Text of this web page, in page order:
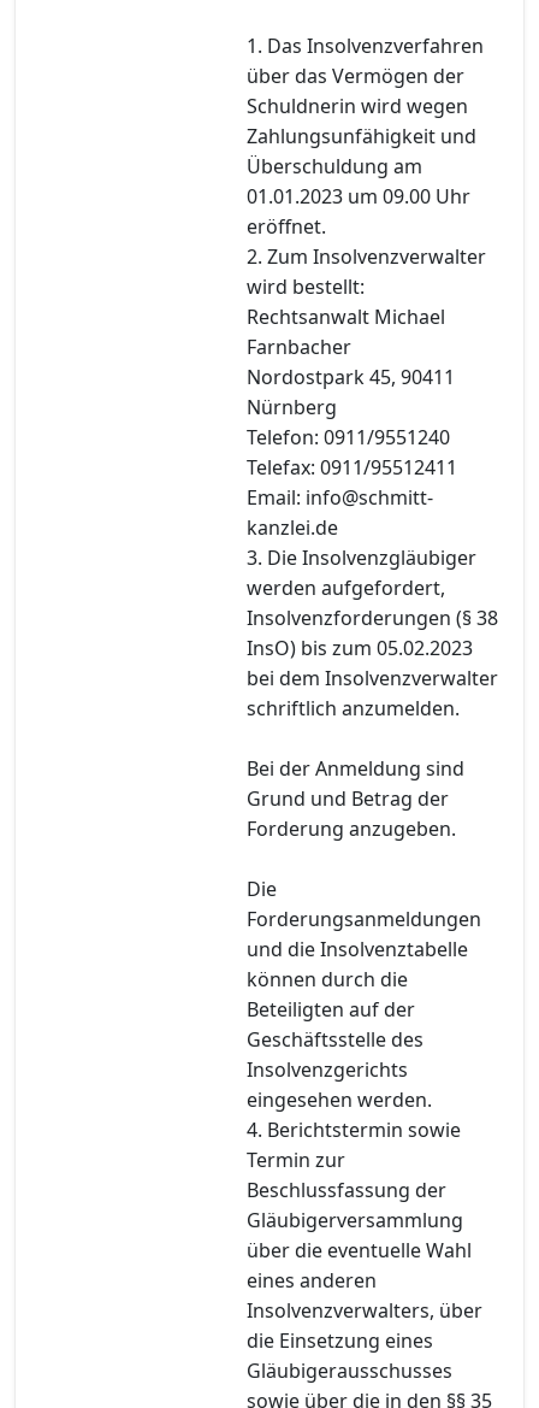
1. Das Insolvenzverfahren
über das Vermögen der
Schuldnerin wird wegen
Zahlungsunfähigkeit und
Überschuldung am
01.01.2023 um 09.00 Uhr
eröffnet.
2. Zum Insolvenzverwalter
wird bestellt:
Rechtsanwalt Michael
Farnbacher
Nordostpark 45, 90411
Nürnberg
Telefon: 0911/9551240
Telefax: 0911/95512411
Email: info@schmitt-
kanzlei.de
3. Die Insolvenzgläubiger
werden aufgefordert,
Insolvenzforderungen (§ 38
InsO) bis zum 05.02.2023
bei dem Insolvenzverwalter
schriftlich anzumelden.
Bei der Anmeldung sind
Grund und Betrag der
Forderung anzugeben.
Die
Forderungsanmeldungen
und die Insolvenztabelle
können durch die
Beteiligten auf der
Geschäftsstelle des
Insolvenzgerichts
eingesehen werden.
4. Berichtstermin sowie
Termin zur
Beschlussfassung der
Gläubigerversammlung
über die eventuelle Wahl
eines anderen
Insolvenzverwalters, über
die Einsetzung eines
Gläubigerausschusses
sowie über die in den §§ 35